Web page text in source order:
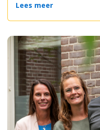
Lees meer